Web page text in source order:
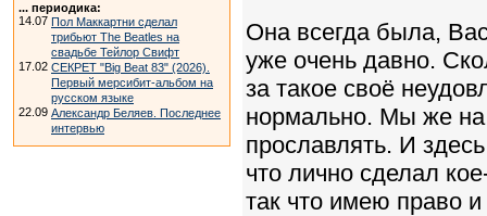
... периодика:
14.07 Пол Маккартни сделал
трибьют The Beatles на
свадьбе Тейлор Свифт
17.02 СЕКРЕТ "Big Beat 83" (2026).
Первый мерсибит-альбом на
русском языке
22.09 Александр Беляев. Последнее
интервью
Она всегда была,
уже очень давно.
за такое своё
нормально. Мы же на
прославлять. И
что лично сделал
так что имею право